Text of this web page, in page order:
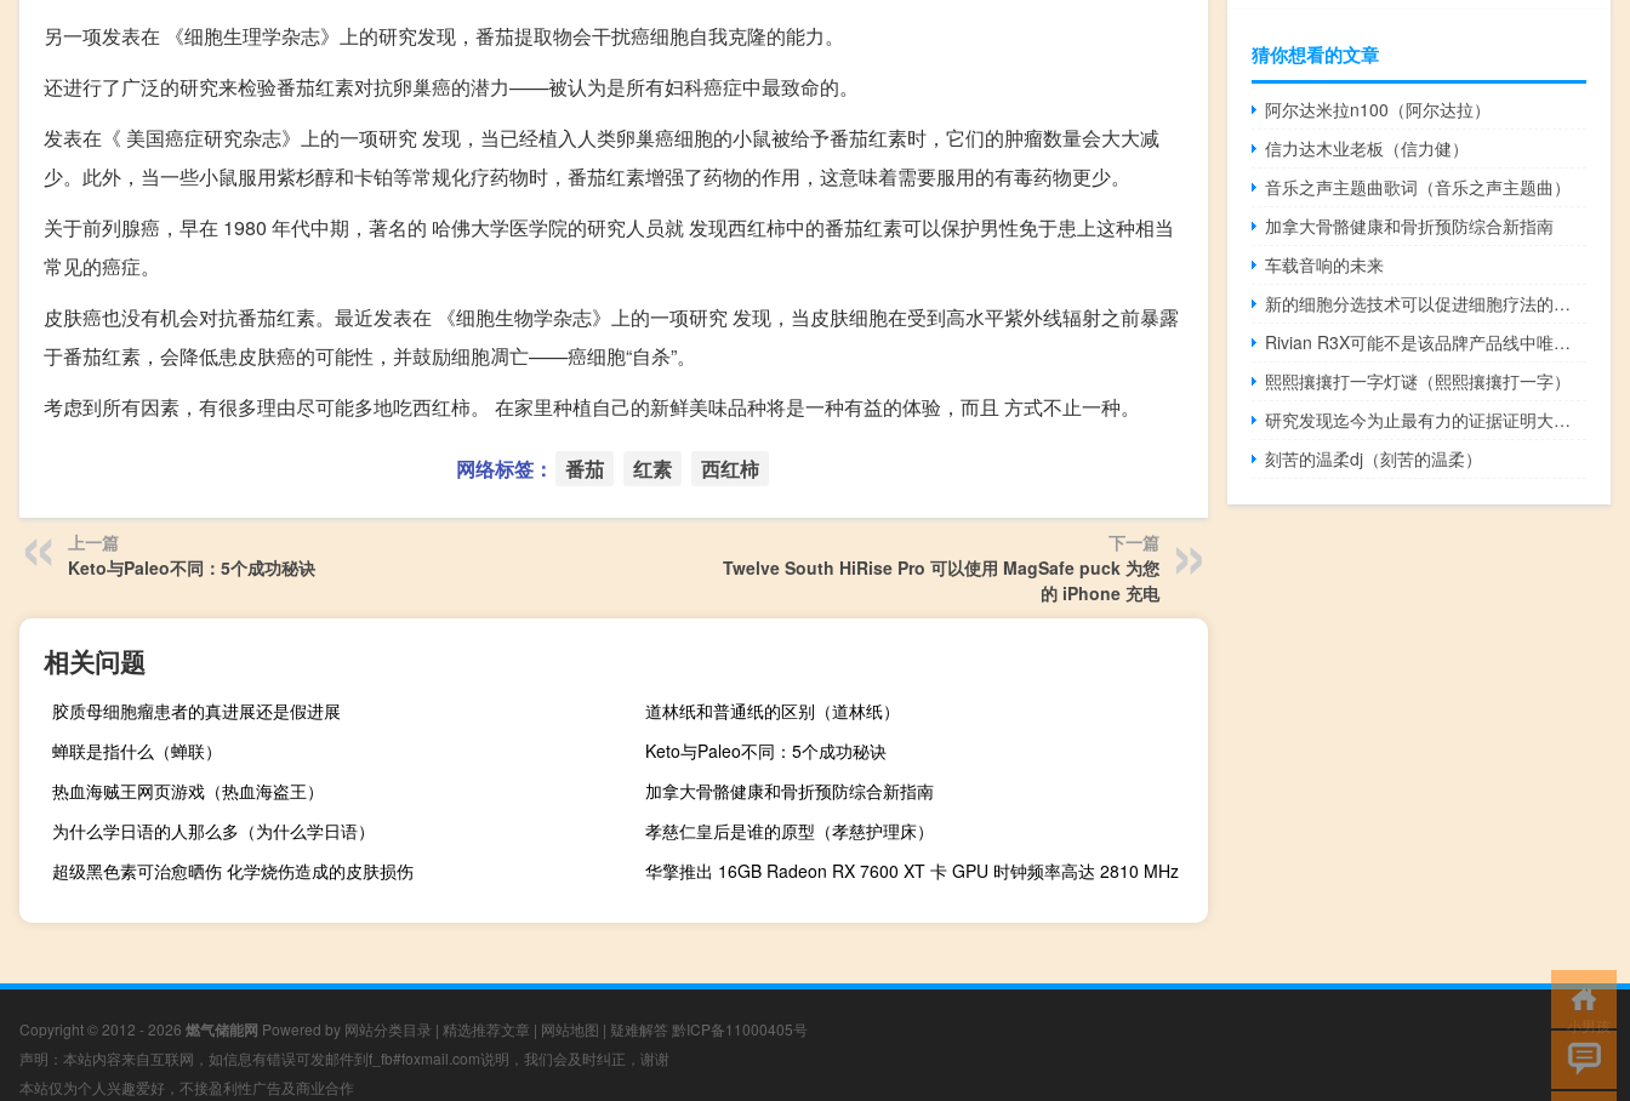
另一项发表在 《细胞生理学杂志》上的研究发现，番茄提取物会干扰癌细胞自我克隆的能力。
还进行了广泛的研究来检验番茄红素对抗卵巢癌的潜力——被认为是所有妇科癌症中最致命的。
发表在《 美国癌症研究杂志》上的一项研究 发现，当已经植入人类卵巢癌细胞的小鼠被给予番茄红素时，它们的肿瘤数量会大大减
少。此外，当一些小鼠服用紫杉醇和卡铂等常规化疗药物时，番茄红素增强了药物的作用，这意味着需要服用的有毒药物更少。
关于前列腺癌，早在 1980 年代中期，著名的 哈佛大学医学院的研究人员就 发现西红柿中的番茄红素可以保护男性免于患上这种相当
常见的癌症。
皮肤癌也没有机会对抗番茄红素。最近发表在 《细胞生物学杂志》上的一项研究 发现，当皮肤细胞在受到高水平紫外线辐射之前暴露
于番茄红素，会降低患皮肤癌的可能性，并鼓励细胞凋亡——癌细胞“自杀”。
考虑到所有因素，有很多理由尽可能多地吃西红柿。 在家里种植自己的新鲜美味品种将是一种有益的体验，而且 方式不止一种。
网络标签： 番茄 红素 西红柿
上一篇
Keto与Paleo不同：5个成功秘诀
下一篇
Twelve South HiRise Pro 可以使用 MagSafe puck 为您
的 iPhone 充电
相关问题
胶质母细胞瘤患者的真进展还是假进展
道林纸和普通纸的区别（道林纸）
蝉联是指什么（蝉联）
Keto与Paleo不同：5个成功秘诀
热血海贼王网页游戏（热血海盗王）
加拿大骨骼健康和骨折预防综合新指南
为什么学日语的人那么多（为什么学日语）
孝慈仁皇后是谁的原型（孝慈护理床）
超级黑色素可治愈晒伤 化学烧伤造成的皮肤损伤
华擎推出 16GB Radeon RX 7600 XT 卡 GPU 时钟频率高达 2810 MHz
猜你想看的文章
阿尔达米拉n100（阿尔达拉）
信力达木业老板（信力健）
音乐之声主题曲歌词（音乐之声主题曲）
加拿大骨骼健康和骨折预防综合新指南
车载音响的未来
新的细胞分选技术可以促进细胞疗法的发展
Rivian R3X可能不是该品牌产品线中唯一外观坚固的型号
熙熙攘攘打一字灯谜（熙熙攘攘打一字）
研究发现迄今为止最有力的证据证明大脑有能力补偿与年龄相关的认知衰退
刻苦的温柔dj（刻苦的温柔）
Copyright © 2012 - 2026 燃气储能网 Powered by 网站分类目录 | 精选推荐文章 | 网站地图 | 疑难解答 黔ICP备11000405号
声明：本站内容来自互联网，如信息有错误可发邮件到f_fb#foxmail.com说明，我们会及时纠正，谢谢
本站仅为个人兴趣爱好，不接盈利性广告及商业合作
小男孩